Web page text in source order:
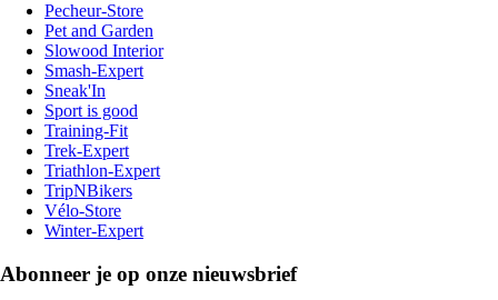
Pecheur-Store
Pet and Garden
Slowood Interior
Smash-Expert
Sneak'In
Sport is good
Training-Fit
Trek-Expert
Triathlon-Expert
TripNBikers
Vélo-Store
Winter-Expert
Abonneer je op onze nieuwsbrief